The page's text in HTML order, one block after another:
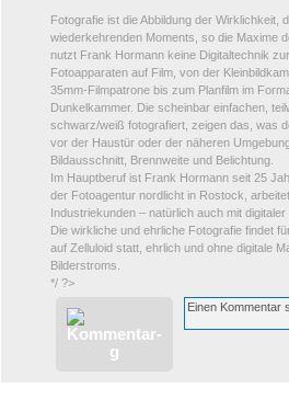
Fotografie ist die Abbildung der Wirklichkeit,
wiederkehrenden Moments, so die Maxime
nutzt Frank Hormann keine Digitaltechnik
Fotoapparaten auf Film, von der
35mm-Filmpatrone bis zum Planfilm im
Dunkelkammer. Die scheinbar einfachen,
schwarz/weiß fotografiert, zeigen das, was
vor der Haustür oder der näheren
Bildausschnitt, Brennweite und Belichtung.
Im Hauptberuf ist Frank Hormann seit 25
der Fotoagentur nordlicht in Rostock,
Industriekunden – natürlich auch mit digitaler
Die wirkliche und ehrliche Fotografie findet
auf Zelluloid statt, ehrlich und ohne digitale
Bilderstroms.
*/ ?>